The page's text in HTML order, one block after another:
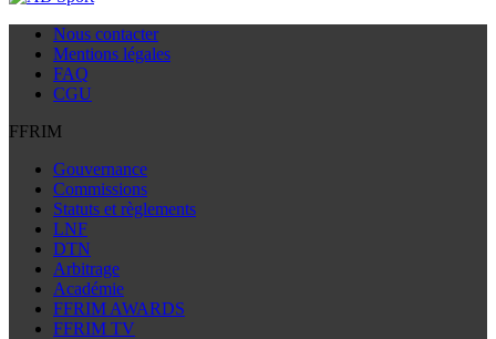
Nous contacter
Mentions légales
FAQ
CGU
FFRIM
Gouvernance
Commissions
Statuts et règlements
LNF
DTN
Arbitrage
Académie
FFRIM AWARDS
FFRIM TV